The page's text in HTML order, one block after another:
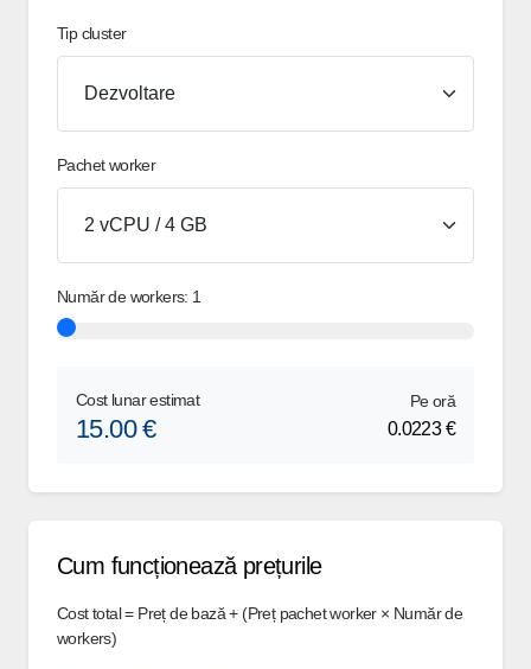
Tip cluster
Pachet worker
Număr de workers: 1
Cost lunar estimat
15.00€
Pe oră
0.0223€
Cum funcționează prețurile
Cost total = Preț de bază + (Preț pachet worker × Număr de
workers)